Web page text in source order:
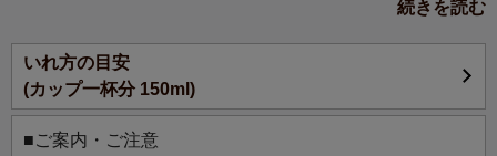
続きを読む
いれ方の目安
(カップ一杯分 150ml)
■ご案内・ご注意